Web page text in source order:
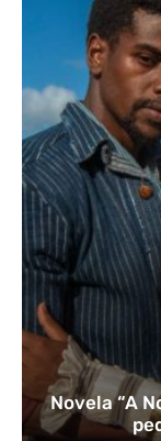
Novela “A